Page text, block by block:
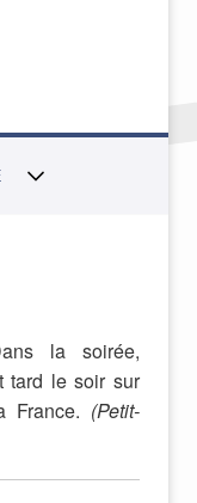
la soirée,
tard le soir sur
France. (Petit-